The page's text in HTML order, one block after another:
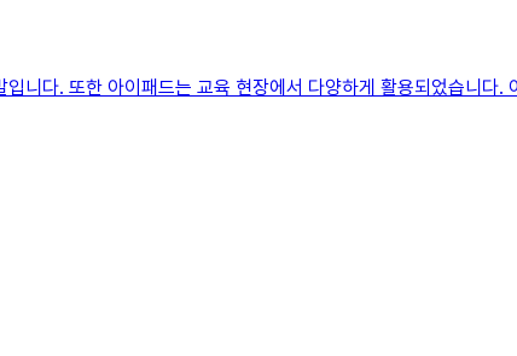
다. 또한 아이패드는 교육 현장에서 다양하게 활용되었습니다.